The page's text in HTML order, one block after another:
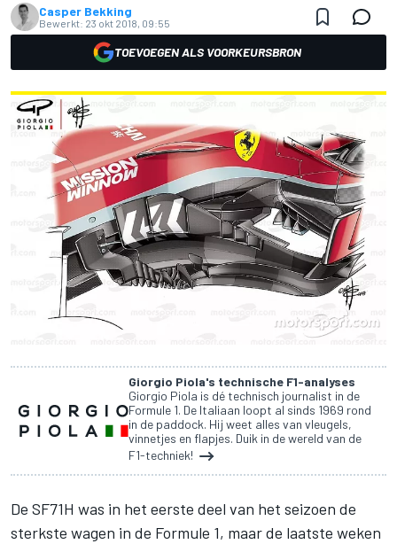
Casper Bekking
Bewerkt: 23 okt 2018, 09:55
TOEVOEGEN ALS VOORKEURSBRON
Giorgio Piola's technische F1-analyses
Giorgio Piola is dé technisch journalist in de
Formule 1. De Italiaan loopt al sinds 1969 rond
in de paddock. Hij weet alles van vleugels,
vinnetjes en flapjes. Duik in de wereld van de
F1-techniek!
De SF71H was in het eerste deel van het seizoen de
sterkste wagen in de Formule 1, maar de laatste weken